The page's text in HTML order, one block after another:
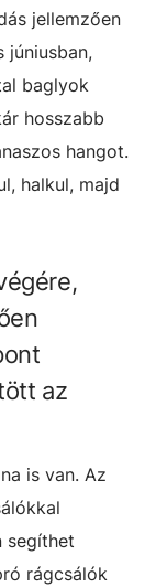
jellemzően
júniusban,
baglyok
hosszabb
hangot.
halkul, majd
az
is van. Az
segíthet
rágcsálók